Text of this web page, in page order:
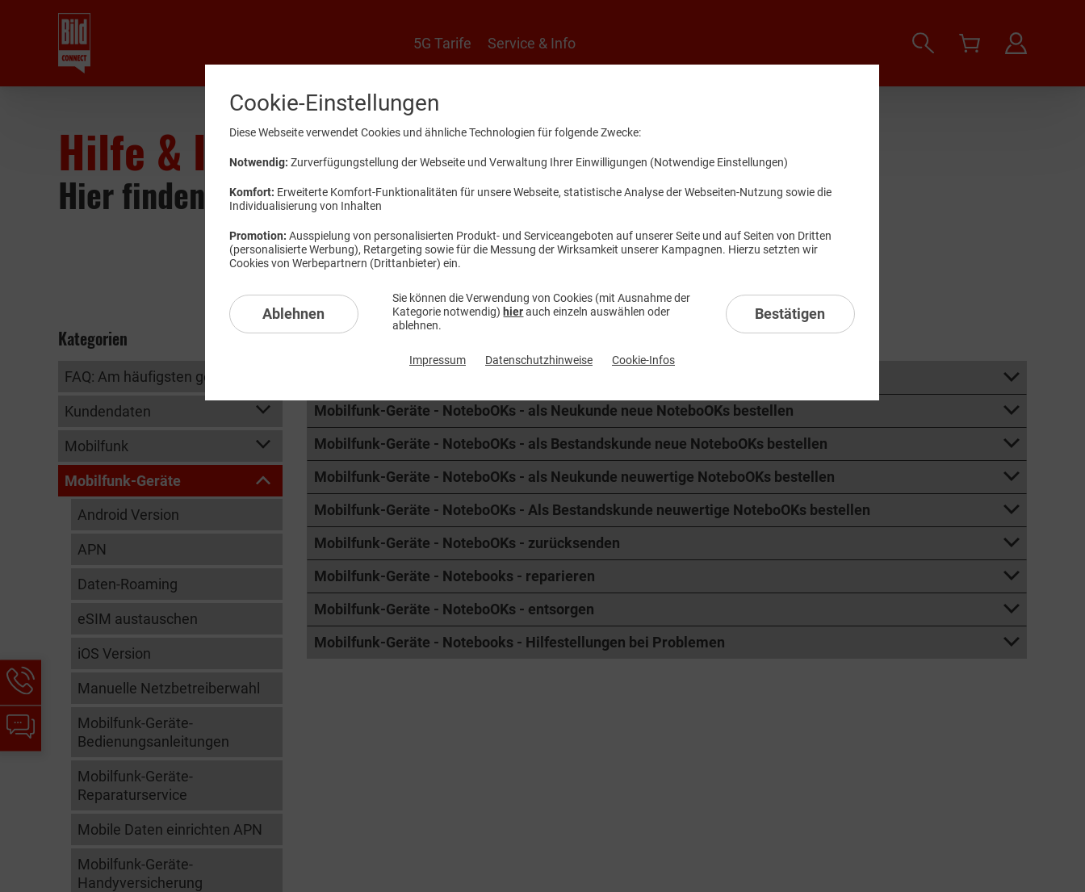
5G Tarife Service & Info
Hilfe & Informationen
Hier finden Sie Wissenswertes und Hilfestellungen.
Kategorien
FAQ: Am häufigsten gesucht
Kundendaten
Mobilfunk
Mobilfunk-Geräte
Android Version
APN
Daten-Roaming
eSIM austauschen
iOS Version
Manuelle Netzbetreiberwahl
Mobilfunk-Geräte-
Bedienungsanleitungen
Mobilfunk-Geräte-
Reparaturservice
Mobile Daten einrichten APN
Mobilfunk-Geräte-
Handyversicherung
Mobilfunk-Geräte-Notebooks
Mobilfunk-Geräte - NoteboOKs - als Neukunde neue NoteboOKs bestellen
Mobilfunk-Geräte - NoteboOKs - als Bestandskunde neue NoteboOKs bestellen
Mobilfunk-Geräte - NoteboOKs - als Neukunde neuwertige NoteboOKs bestellen
Mobilfunk-Geräte - NoteboOKs - Als Bestandskunde neuwertige NoteboOKs bestellen
Mobilfunk-Geräte - NoteboOKs - zurücksenden
Mobilfunk-Geräte - Notebooks - reparieren
Mobilfunk-Geräte - NoteboOKs - entsorgen
Mobilfunk-Geräte - Notebooks - Hilfestellungen bei Problemen
Hotline-
Informationen
werden
angezeigt
Chat-
Informationen
Cookie-Einstellungen
Diese Webseite verwendet Cookies und ähnliche Technologien für folgende Zwecke:
Notwendig: Zurverfügungstellung der Webseite und Verwaltung Ihrer Einwilligungen (Notwendige Einstellungen)
Komfort: Erweiterte Komfort-Funktionalitäten für unsere Webseite, statistische Analyse der Webseiten-Nutzung sowie die
Individualisierung von Inhalten
Promotion: Ausspielung von personalisierten Produkt- und Serviceangeboten auf unserer Seite und auf Seiten von Dritten
(personalisierte Werbung), Retargeting sowie für die Messung der Wirksamkeit unserer Kampagnen. Hierzu setzten wir
Cookies von Werbepartnern (Drittanbieter) ein.
Ablehnen
Sie können die Verwendung von Cookies (mit Ausnahme der
Kategorie notwendig) hierauch einzeln auswählen oder
ablehnen.
Bestätigen
Impressum Datenschutzhinweise Cookie-Infos